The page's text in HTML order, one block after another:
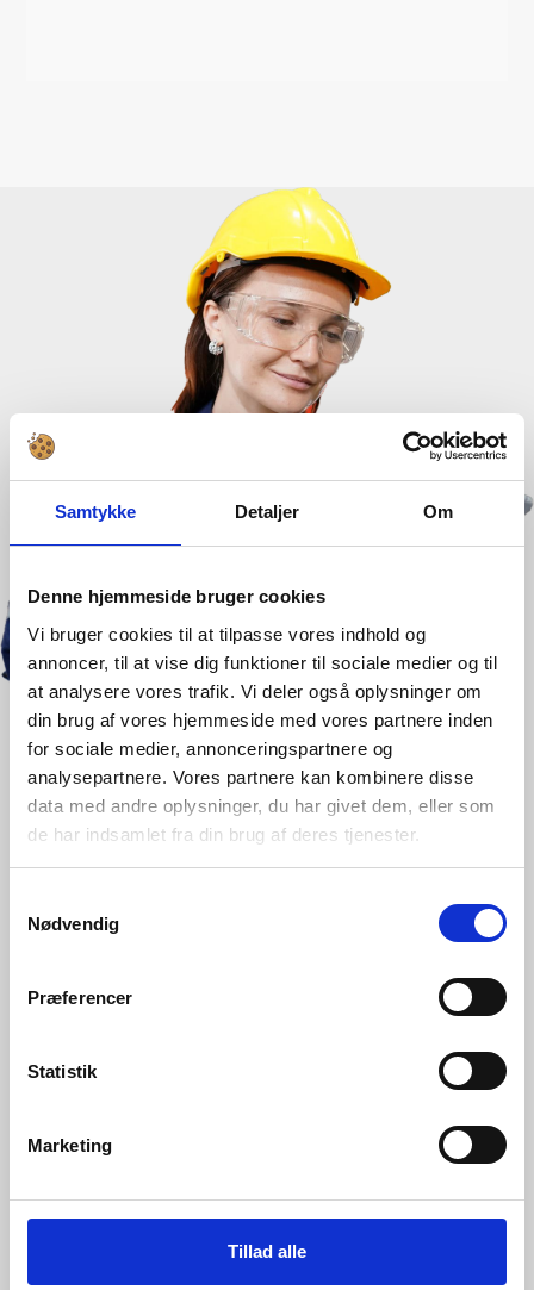
Samtykke Detaljer Om
Denne hjemmeside bruger cookies
Vi bruger cookies til at tilpasse vores indhold og
annoncer, til at vise dig funktioner til sociale medier og til
at analysere vores trafik. Vi deler også oplysninger om
din brug af vores hjemmeside med vores partnere inden
for sociale medier, annonceringspartnere og
analysepartnere. Vores partnere kan kombinere disse
data med andre oplysninger, du har givet dem, eller som
de har indsamlet fra din brug af deres tjenester.
Nødvendig
Præferencer
Statistik
Marketing
Tillad alle
Brug data og
maskinlæring til at
forbedre produktionen
beslutninger og resultater. Men kun, hvis I har et
skal også være skarpe på, hvem der skal bruge
Og der er mange muligheder: